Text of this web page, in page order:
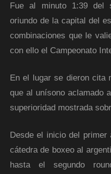
Fue al minuto 1:39 del
oriundo de la capital del
combinaciones que le
con ello el Campeonato
En el lugar se dieron cita
que al unísono aclamado
superioridad mostrada
Desde el inicio del primer
cátedra de boxeo al
hasta el segundo